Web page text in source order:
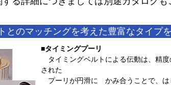
とのマッチングを考えた豊富なタイプ
■タイミングプーリ
タイミングベルトによる伝動は、精
された
プーリが円滑に かみ合うことで、は